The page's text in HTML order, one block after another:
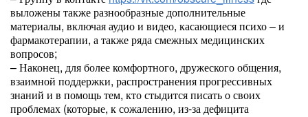
выложены также разнообразные дополнительные
материалы, включая аудио и видео, касающиеся психо – и
фармакотерапии, а также ряда смежных медицинских
вопросов;
– Наконец, для более комфортного, дружеского общения,
взаимной поддержки, распространения прогрессивных
знаний и в помощь тем, кто стыдится писать о своих
проблемах (которые, к сожалению, из-за дефицита